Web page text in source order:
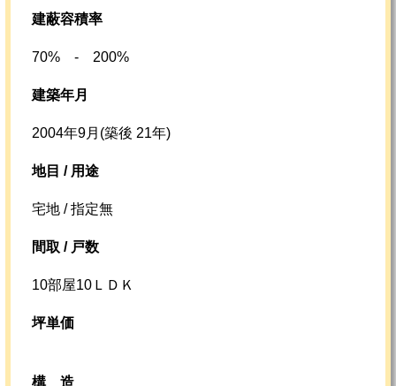
建蔽容積率
70% - 200%
建築年月
2004年9月(築後 21年)
地目 / 用途
宅地 / 指定無
間取 / 戸数
10部屋10ＬＤＫ
坪単価
構造